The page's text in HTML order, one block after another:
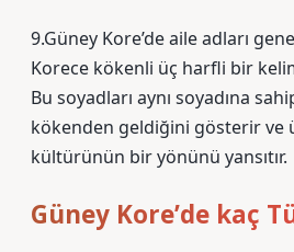
9.Güney Kore’de aile adları
Korece kökenli üç harfli bir
Bu soyadları aynı soyadına
kökenden geldiğini gösterir ve
kültürünün bir yönünü yansıtır.
Güney Kore’de kaç